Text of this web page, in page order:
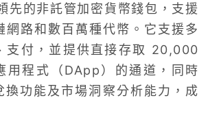
先的非託管加密貨幣錢包，支援
網路和數百萬種代幣。它支援多
支付，並提供直接存取 20,000
用程式（DApp）的通道，同時
換功能及市場洞察分析能力，成